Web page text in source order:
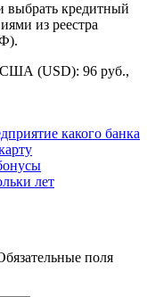
выбрать кредитный
из реестра
США (USD): 96 руб.,
какого банка
лет
поля